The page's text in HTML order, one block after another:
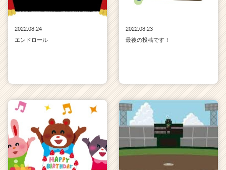
2022.08.24
エンドロール
2022.08.23
最後の投稿です！